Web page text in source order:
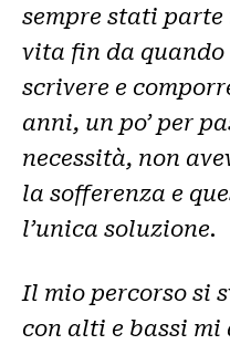
sempre stati
vita fin da
scrivere e
anni, un po’ per
necessità, non
la sofferenza e
l’unica soluzione.
Il mio percorso si
con alti e bassi mi